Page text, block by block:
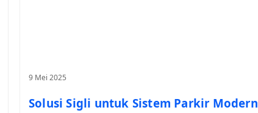
9 Mei 2025
Solusi Sigli untuk Sistem Parkir Modern